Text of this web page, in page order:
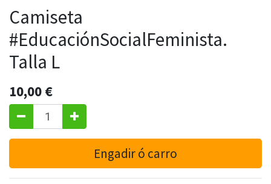
Camiseta
#EducaciónSocialFeminista.
Talla L
10,00 €
Engadir ó carro